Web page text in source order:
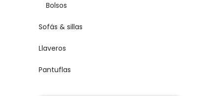
Bolsos
Sofás & sillas
Llaveros
Pantuflas